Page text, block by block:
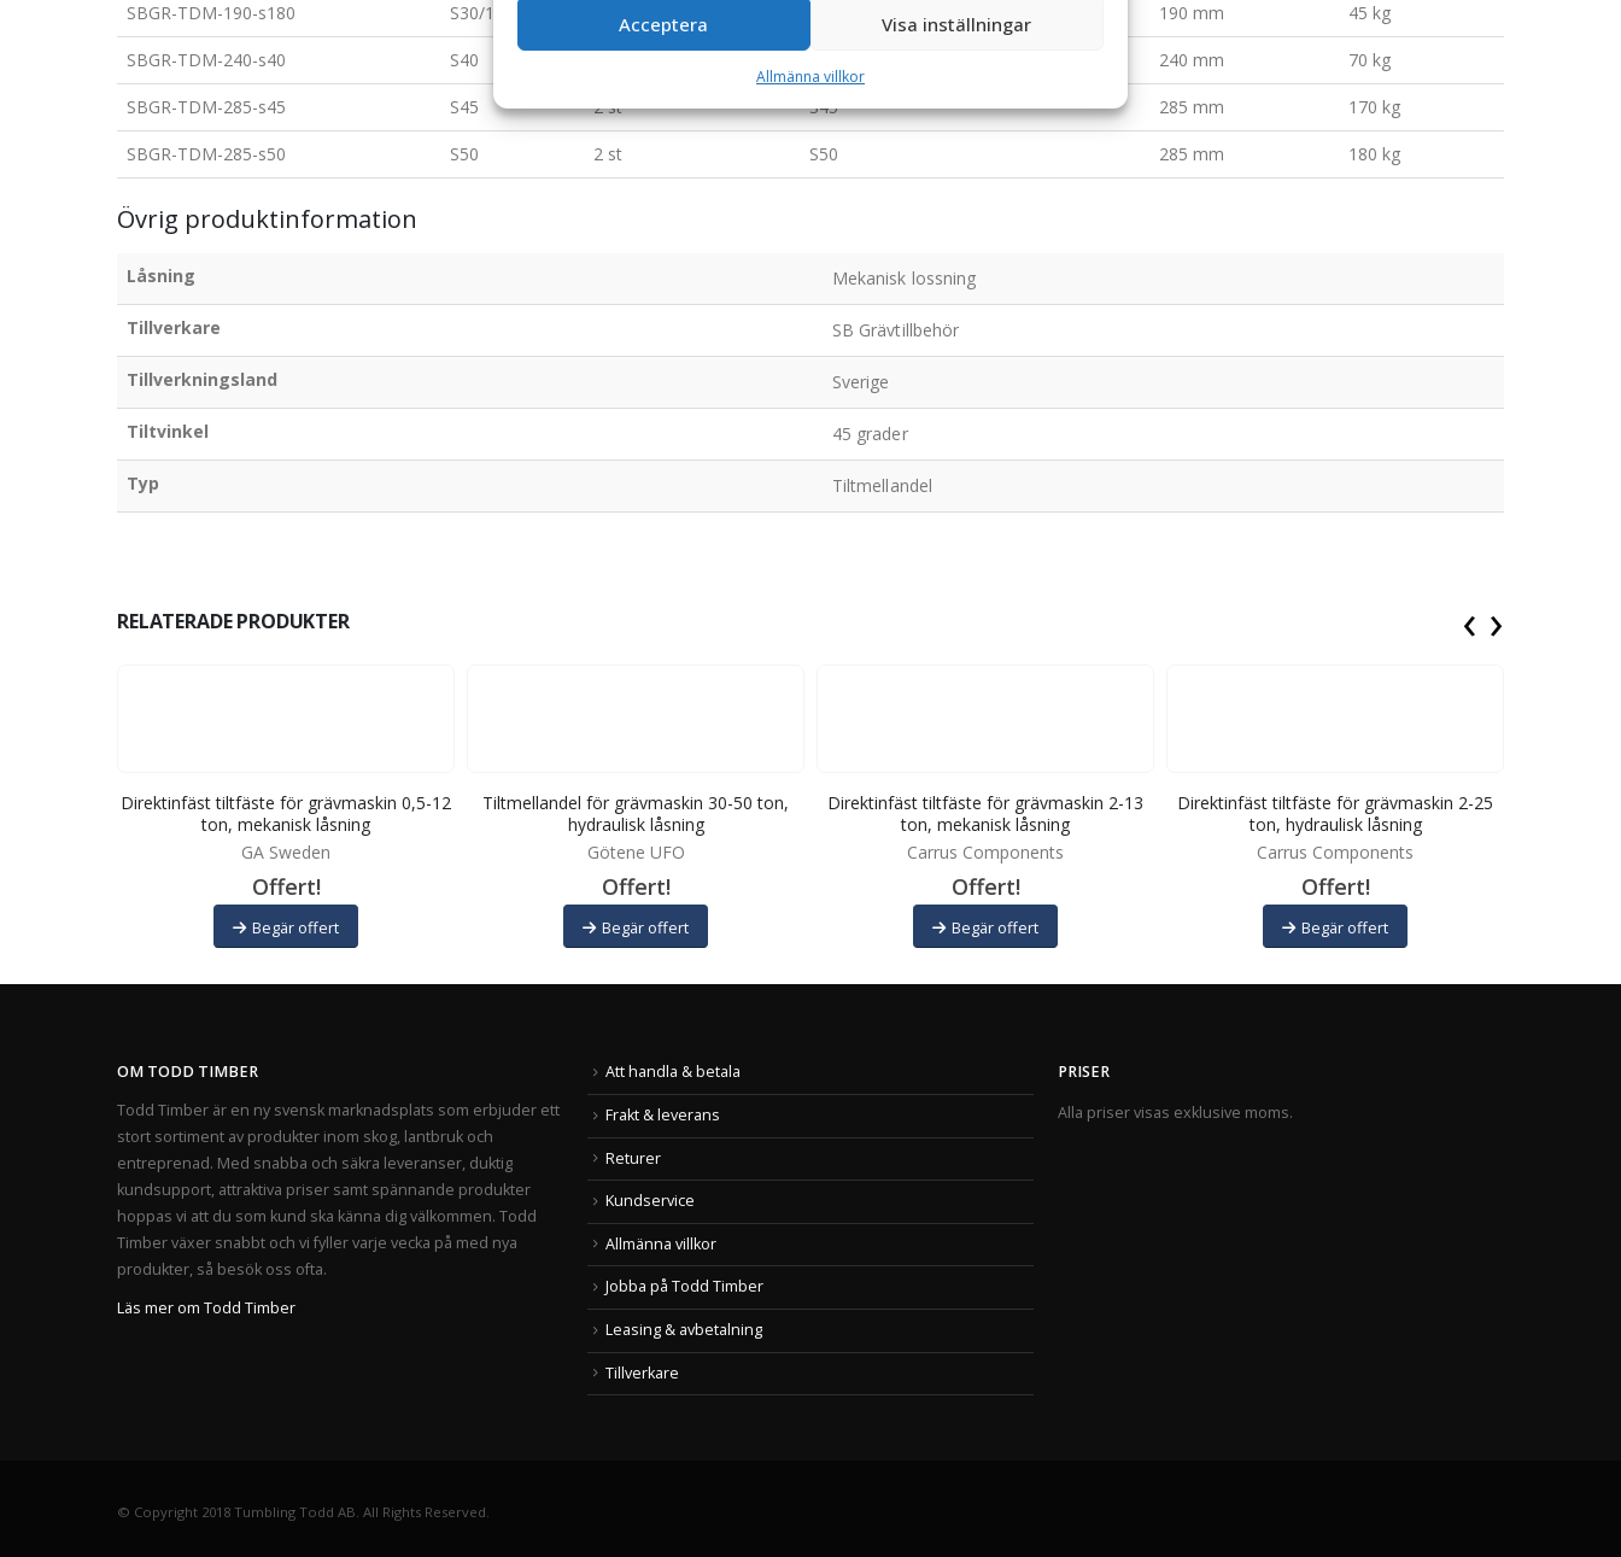
Acceptera Visa inställningar
Allmänna villkor
SBGR-TDM-190-s180 S30/180 190 mm 45 kg
SBGR-TDM-240-s40 S40 240 mm 70 kg
SBGR-TDM-285-s45 S45 2 st S45 285 mm 170 kg
SBGR-TDM-285-s50 S50 2 st S50 285 mm 180 kg
Övrig produktinformation
Låsning Mekanisk lossning
Tillverkare SB Grävtillbehör
Tillverkningsland Sverige
Tiltvinkel 45 grader
Typ Tiltmellandel
RELATERADE PRODUKTER
Direktinfäst tiltfäste för grävmaskin 0,5-12
ton, mekanisk låsning
GA Sweden
Offert!
Begär offert
Tiltmellandel för grävmaskin 30-50 ton,
hydraulisk låsning
Götene UFO
Offert!
Begär offert
Direktinfäst tiltfäste för grävmaskin 2-13
ton, mekanisk låsning
Carrus Components
Offert!
Begär offert
Direktinfäst tiltfäste för grävmaskin 2-25
ton, hydraulisk låsning
Carrus Components
Offert!
Begär offert
‹ ›
OM TODD TIMBER
Todd Timber är en ny svensk marknadsplats som erbjuder ett
stort sortiment av produkter inom skog, lantbruk och
entreprenad. Med snabba och säkra leveranser, duktig
kundsupport, attraktiva priser samt spännande produkter
hoppas vi att du som kund ska känna dig välkommen. Todd
Timber växer snabbt och vi fyller varje vecka på med nya
produkter, så besök oss ofta.
Läs mer om Todd Timber
Att handla & betala
Frakt & leverans
Returer
Kundservice
Allmänna villkor
Jobba på Todd Timber
Leasing & avbetalning
Tillverkare
PRISER
Alla priser visas exklusive moms.
© Copyright 2018 Tumbling Todd AB. All Rights Reserved.